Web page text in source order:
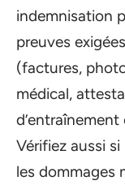
indemnisation
preuves
(factures,
médical,
Vérifiez aussi
les dommages